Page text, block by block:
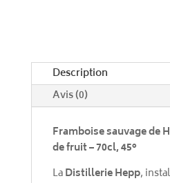
Description
Avis (0)
Framboise sauvage de
de fruit – 70cl, 45°
LaDistillerie Hepp,